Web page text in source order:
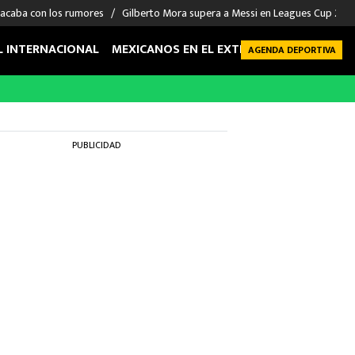
con los rumores Gilberto Mora supera a Messi en Leagues Cup
INTERNACIONAL MEXICANOS EN EL EXTRANJERO FUTBOL
AGENDA DEPORTIVA
PUBLICIDAD